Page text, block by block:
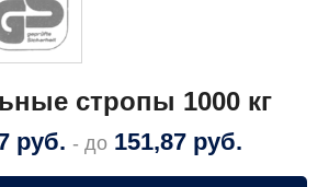
стропы 1000 кг
руб. - до 151,87 руб.